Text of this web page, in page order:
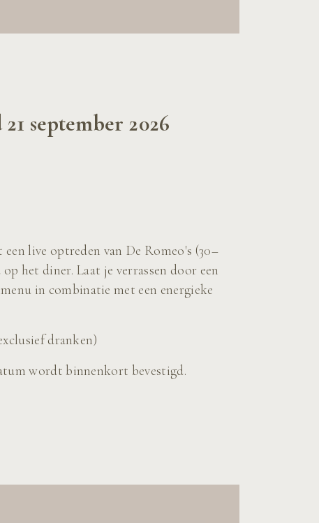
september 2026
een live optreden van De Romeo's (30–
het diner. Laat je verrassen door een
in combinatie met een energieke
dranken)
wordt binnenkort bevestigd.